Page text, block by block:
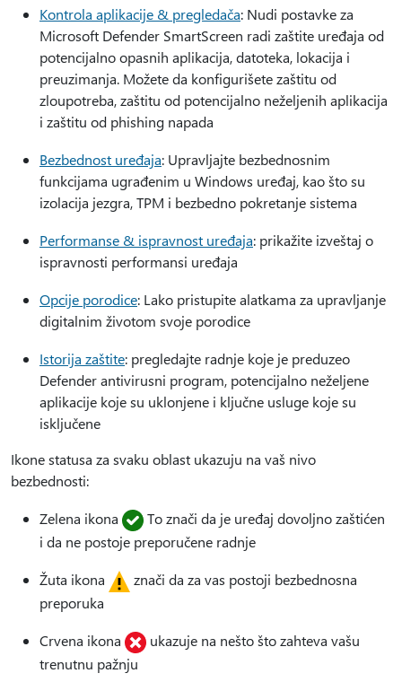
Kontrola aplikacije & pregledača: Nudi postavke za
Microsoft Defender SmartScreen radi zaštite uređaja od
potencijalno opasnih aplikacija, datoteka, lokacija i
preuzimanja. Možete da konfigurišete zaštitu od
zloupotreba, zaštitu od potencijalno neželjenih aplikacija
i zaštitu od phishing napada
Bezbednost uređaja: Upravljajte bezbednosnim
funkcijama ugrađenim u Windows uređaj, kao što su
izolacija jezgra, TPM i bezbedno pokretanje sistema
Performanse & ispravnost uređaja: prikažite izveštaj o
ispravnosti performansi uređaja
Opcije porodice: Lako pristupite alatkama za upravljanje
digitalnim životom svoje porodice
Istorija zaštite: pregledajte radnje koje je preduzeo
Defender antivirusni program, potencijalno neželjene
aplikacije koje su uklonjene i ključne usluge koje su
isključene
Ikone statusa za svaku oblast ukazuju na vaš nivo
bezbednosti:
Zelena ikona
To znači da je uređaj dovoljno zaštićen
i da ne postoje preporučene radnje
Žuta ikona
znači da za vas postoji bezbednosna
preporuka
Crvena ikona
ukazuje na nešto što zahteva vašu
trenutnu pažnju